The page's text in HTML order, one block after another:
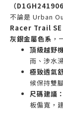
（
不論是 Urban
Racer Trail SE
灰銀金屬色系 ，
頂級越野
雨、涉水
極致透氣
候保持雙
尺碼建議：
板偏寬，